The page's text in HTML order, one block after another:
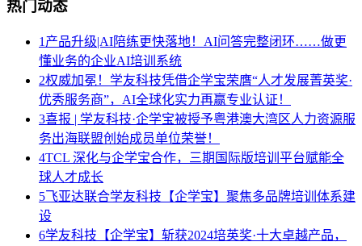
热门动态
1 产品升级|AI陪练更快落地！AI问答完整闭环……做更
懂业务的企业AI培训系统
2权威加冕！学友科技凭借企学宝荣膺“人才发展菁英奖·
优秀服务商”，AI全球化实力再赢专业认证！
3喜报 | 学友科技·企学宝被授予粤港澳大湾区人力资源服
务出海联盟创始成员单位荣誉！
4TCL 深化与企学宝合作，三期国际版培训平台赋能全
球人才成长
5飞亚达联合学友科技【企学宝】聚焦多品牌培训体系建
设
6学友科技【企学宝】斩获2024培英奖·十大卓越产品，